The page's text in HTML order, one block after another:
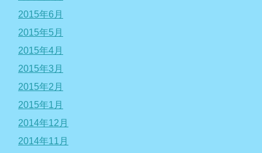
2015年6月
2015年5月
2015年4月
2015年3月
2015年2月
2015年1月
2014年12月
2014年11月